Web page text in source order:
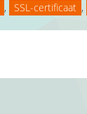
, SSL-certificaat ,